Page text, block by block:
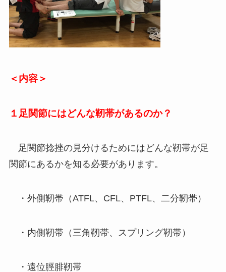
＜内容＞
１足関節にはどんな靭帯があるのか？
足関節捻挫の見分けるためにはどんな靭帯が足
関節にあるかを知る必要があります。
・外側靭帯（ATFL、CFL、PTFL、二分靭帯）
・内側靭帯（三角靭帯、スプリング靭帯）
・遠位脛腓靭帯